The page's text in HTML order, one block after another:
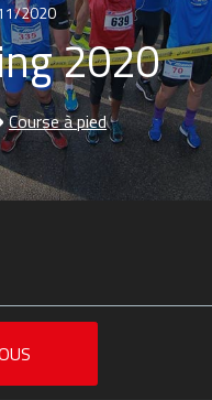
2020
2020
Course à pied